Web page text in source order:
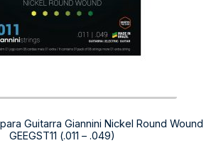
Guitarra Giannini Nickel Round Wound
GEEGST11 (.011 – .049)